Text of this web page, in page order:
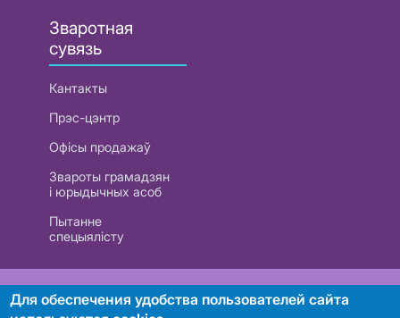
Зваротная
сувязь
Кантакты
Прэс-цэнтр
Офісы продажаў
Звароты грамадзян
і юрыдычных асоб
Пытанне
спецыялісту
РУП «Белтэлекам». УНП 101007741
Для обеспечения удобства пользователей сайта